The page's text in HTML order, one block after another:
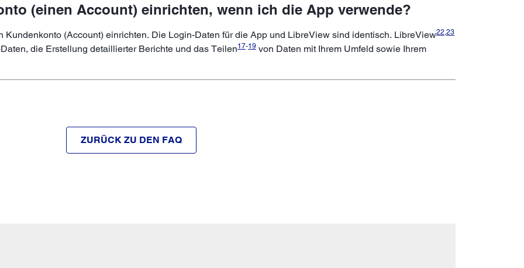
(einen Account) einrichten, wenn ich die App verwende?
(Account) einrichten. Die Login-Daten für die App und LibreView sind identisch. LibreView22,23
die Erstellung detaillierter Berichte und das Teilen17-19 von Daten mit Ihrem Umfeld sowie Ihrem
ZURÜCK ZU DEN FAQ